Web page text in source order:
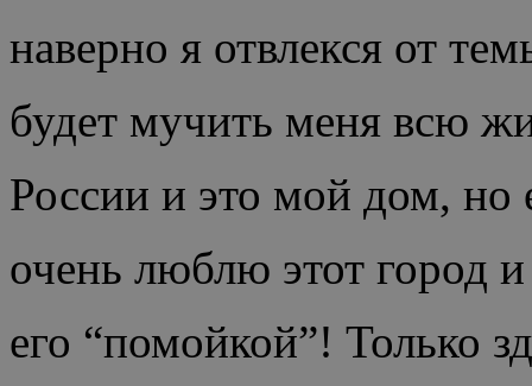
наверно я отвлекся от
будет мучить меня всю
России и это мой дом, но
очень люблю этот город
его “помойкой”! Только